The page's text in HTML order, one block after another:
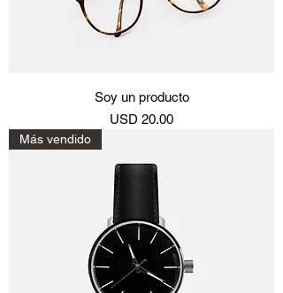
Soy un producto
Precio
USD 20.00
Más vendido